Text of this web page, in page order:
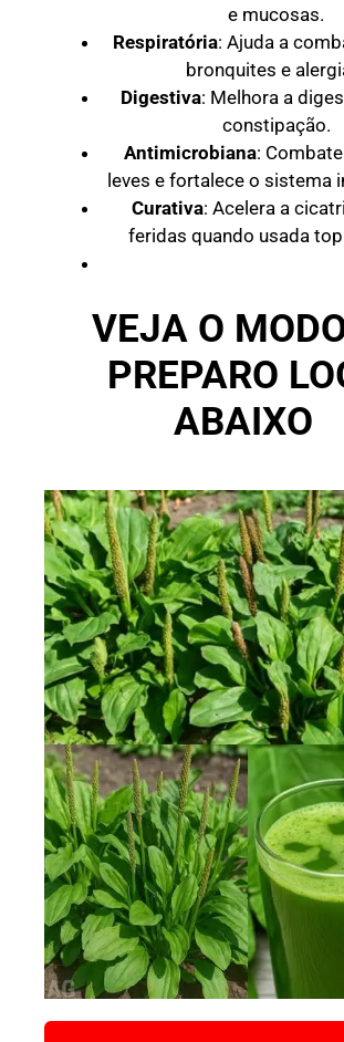
e mucosas.
Respiratória: Ajuda a
bronquites e
Digestiva: Melhora a
constipação.
Antimicrobiana:
leves e fortalece o sistema
Curativa: Acelera a
feridas quando usada
VEJA O
PREPARO
ABAIXO